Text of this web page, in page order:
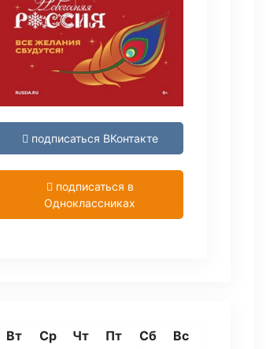
подписаться ВКонтакте
подписаться в
Одноклассниках
Вт Ср Чт Пт Сб Вс